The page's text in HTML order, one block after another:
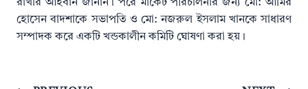
রাখার আহবান জানান। পরে মার্কেট পরিচালনার জন্য মো: আমির
হোসেন বাদশাকে সভাপতি ও মো: নজরুল ইসলাম খানকে সাধারণ
সম্পাদক করে একটি খন্ডকালীন কমিটি ঘোষণা করা হয়।